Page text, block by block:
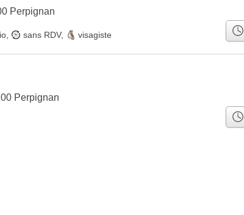
Perpignan
sans RDV, visagiste
Perpignan